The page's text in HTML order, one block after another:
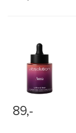
89,-